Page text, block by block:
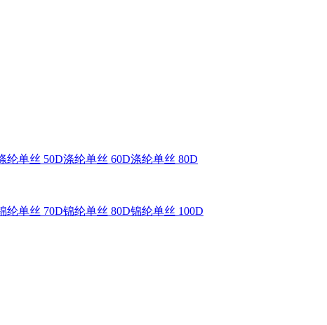
纶单丝 50D涤纶单丝 60D涤纶单丝 80D
纶单丝 70D锦纶单丝 80D锦纶单丝 100D